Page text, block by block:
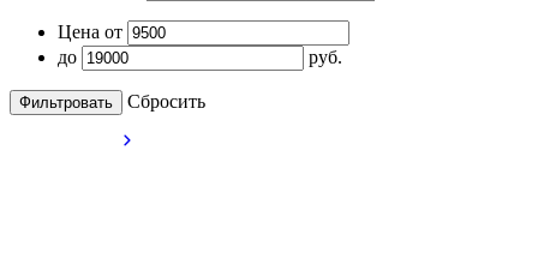
Цена от
до
руб.
Cбросить